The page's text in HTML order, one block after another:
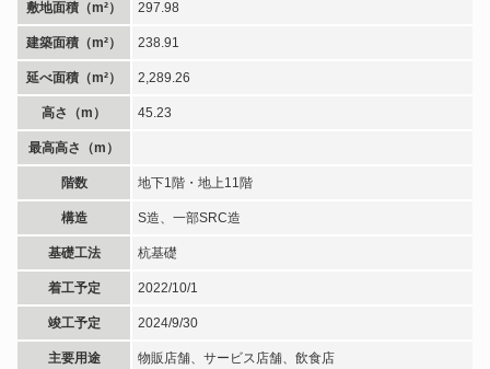
敷地面積（m²） 297.98
建築面積（m²） 238.91
延べ面積（m²） 2,289.26
高さ（m） 45.23
最高高さ（m）
階数 地下1階・地上11階
構造 S造、一部SRC造
基礎工法 杭基礎
着工予定 2022/10/1
竣工予定 2024/9/30
主要用途 物販店舗、サービス店舗、飲食店